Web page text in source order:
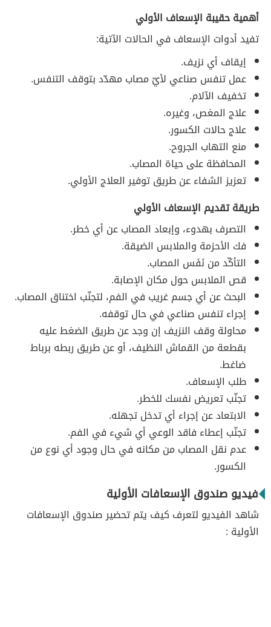
أهمية حقيبة الإسعاف الأولي
تفيد أدوات الإسعاف في الحالات الآتية:
إيقاف أي نزيف.
عمل تنفس صناعي لأيّ مصاب مهدّد بتوقف التنفس.
تخفيف الآلام.
علاج المغص، وغيره.
علاج حالات الكسور.
منع التهاب الجروح.
المحافظة على حياة المصاب.
تعزيز الشفاء عن طريق توفير العلاج الأولي.
طريقة تقديم الإسعاف الأولي
التصرف بهدوء، وإبعاد المصاب عن أي خطر.
فك الأحزمة والملابس الضيقة.
التأكّد من نَفَس المصاب.
قص الملابس حول مكان الإصابة.
البحث عن أي جسم غريب في الفم، لتجنّب اختناق المصاب.
إجراء تنفس صناعي في حال توقفه.
محاولة وقف النزيف إن وجد عن طريق الضغط عليه
بقطعة من القماش النظيف، أو عن طريق ربطه برباط
ضاغط.
طلب الإسعاف.
تجنّب تعريض نفسك للخطر.
الابتعاد عن إجراء أي تدخل تجهله.
تجنّب إعطاء فاقد الوعي أي شيء في الفم.
عدم نقل المصاب من مكانه في حال وجود أي نوع من
الكسور.
فيديو صندوق الإسعافات الأولية
شاهد الفيديو لتعرف كيف يتم تحضير صندوق الإسعافات
الأولية :